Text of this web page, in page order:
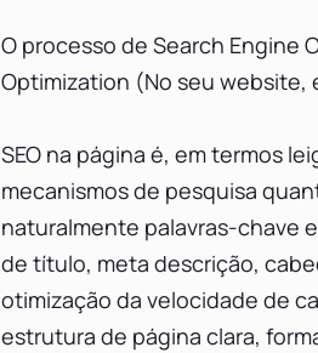
O processo de Search Engine
Optimization (No seu website,
SEO na página é, em termos
mecanismos de pesquisa
naturalmente palavras-chave
de título, meta descrição,
otimização da velocidade de
estrutura de página clara,